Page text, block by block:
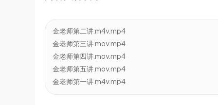
金老师第二讲.m4v.mp4
金老师第三讲.mov.mp4
金老师第四讲.mov.mp4
金老师第五讲.mov.mp4
金老师第一讲.m4v.mp4